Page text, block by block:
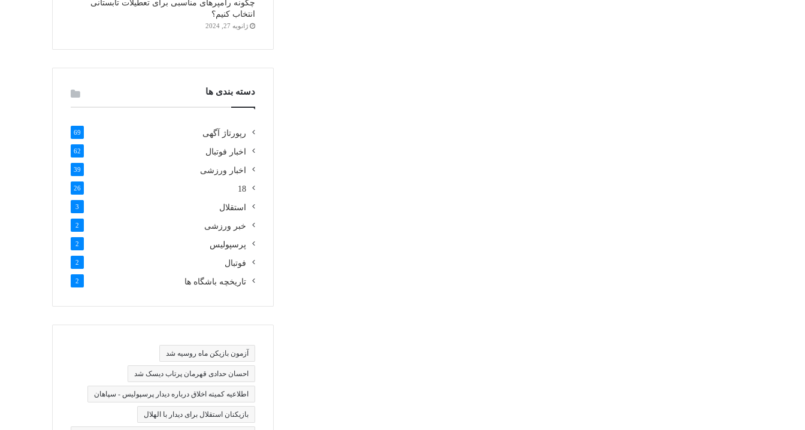
چگونه رامپرهای مناسبی برای تعطیلات تابستانی
انتخاب کنیم؟
ژانویه 27, 2024
دسته بندی ها
رپورتاژ آگهی 69
اخبار فوتبال 62
اخبار ورزشی 39
18
26
استقلال 3
خبر ورزشی 2
پرسپولیس 2
فوتبال 2
تاریخچه باشگاه ها 2
آزمون بازیکن ماه روسیه شد
احسان حدادی قهرمان پرتاب دیسک شد
اطلاعیه کمیته اخلاق درباره دیدار پرسپولیس - سپاهان
بازیکنان استقلال برای دیدار با الهلال